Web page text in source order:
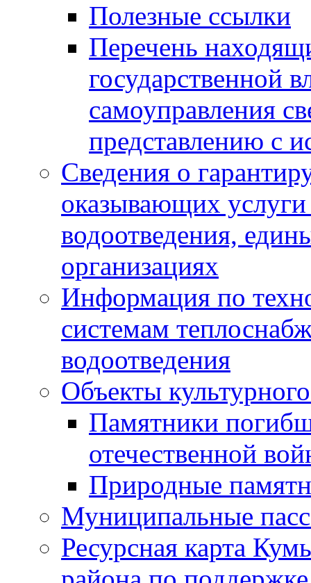
Полезные ссылки
Перечень
государственной
самоуправления
представлению с
Сведения о
оказывающих
водоотведения,
организациях
Информация по
системам
водоотведения
Объекты
Памятники
отечественной
Природные
Муниципальные
Ресурсная карта